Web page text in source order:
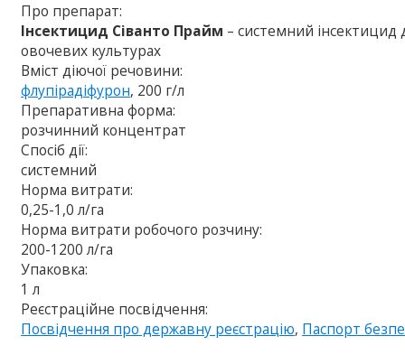
Про препарат:
Інсектицид Сіванто Прайм – системний
овочевих культурах
Вміст діючої речовини:
флупірадіфурон, 200 г/л
Препаративна форма:
розчинний концентрат
Спосіб дії:
системний
Норма витрати:
0,25-1,0 л/га
Норма витрати робочого розчину:
200-1200 л/га
Упаковка:
1 л
Реєстраційне посвідчення:
Посвідчення про державну реєстрацію, Паспорт